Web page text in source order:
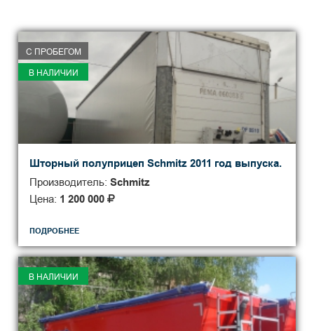
С ПРОБЕГОМ
В НАЛИЧИИ
Шторный полуприцеп Schmitz 2011 год выпуска.
Производитель: Schmitz
Цена: 1 200 000
ПОДРОБНЕЕ
В НАЛИЧИИ